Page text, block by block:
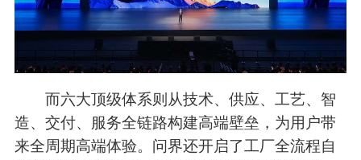
而六大顶级体系则从技术、供应、工艺、智
造、交付、服务全链路构建高端壁垒，为用户带
来全周期高端体验。问界还开启了工厂全流程自